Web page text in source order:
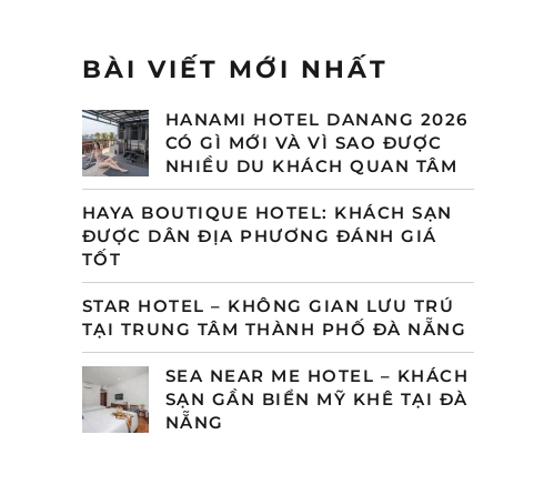
BÀI VIẾT MỚI NHẤT
HANAMI HOTEL DANANG 2026
CÓ GÌ MỚI VÀ VÌ SAO ĐƯỢC
NHIỀU DU KHÁCH QUAN TÂM
HAYA BOUTIQUE HOTEL: KHÁCH SẠN
ĐƯỢC DÂN ĐỊA PHƯƠNG ĐÁNH GIÁ
TỐT
STAR HOTEL – KHÔNG GIAN LƯU TRÚ
TẠI TRUNG TÂM THÀNH PHỐ ĐÀ NẴNG
SEA NEAR ME HOTEL – KHÁCH
SẠN GẦN BIỂN MỸ KHÊ TẠI ĐÀ
NẴNG